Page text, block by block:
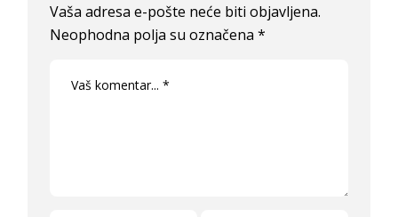
Vaša adresa e-pošte neće biti objavljena.
Neophodna polja su označena*